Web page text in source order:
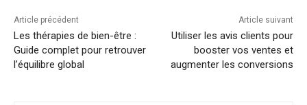
Article précédent
Les thérapies de bien-être :
Guide complet pour retrouver
l’équilibre global
Article suivant
Utiliser les avis clients pour
booster vos ventes et
augmenter les conversions